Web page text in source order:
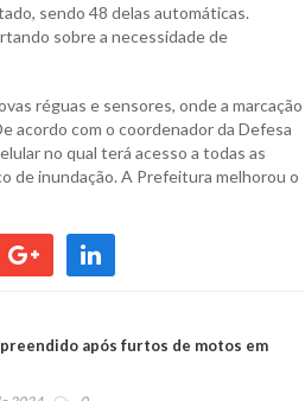
sendo 48 delas automáticas.
sobre a necessidade de
réguas e sensores, onde a marcação
acordo com o coordenador da Defesa
no qual terá acesso a todas as
de inundação. A Prefeitura melhorou o
após furtos de motos em